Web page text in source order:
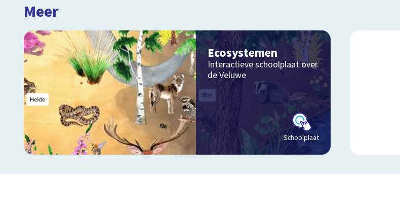
Meer
Ecosystemen
Interactieve schoolplaat over
de Veluwe
Schoolplaat